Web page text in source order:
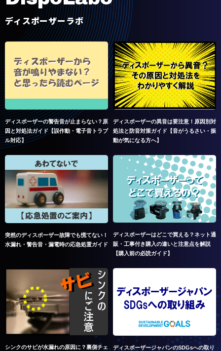
ディスポーザーラボ
ディスポーザーの警告音が止まらない？原
因と対処法ガイド【誤作動・電子音トラブ
ル対応】
ディスポーザーの異音は要注意！原因別対
処法と防音対策ガイド【音がうるさい・振
動が気になる方へ】
突然のディスポーザー故障でも慌てない！
水漏れ・警告音・漏電時の応急処置ガイド
ディスポーザーはどこで買える？ネット通
販・工事付き購入の違いと注意点を解説
【購入前の必読ガイド】
シンクのサビが水漏れの原因に？裏側チェ
ディスポーザージャパンのSDGsへの取り